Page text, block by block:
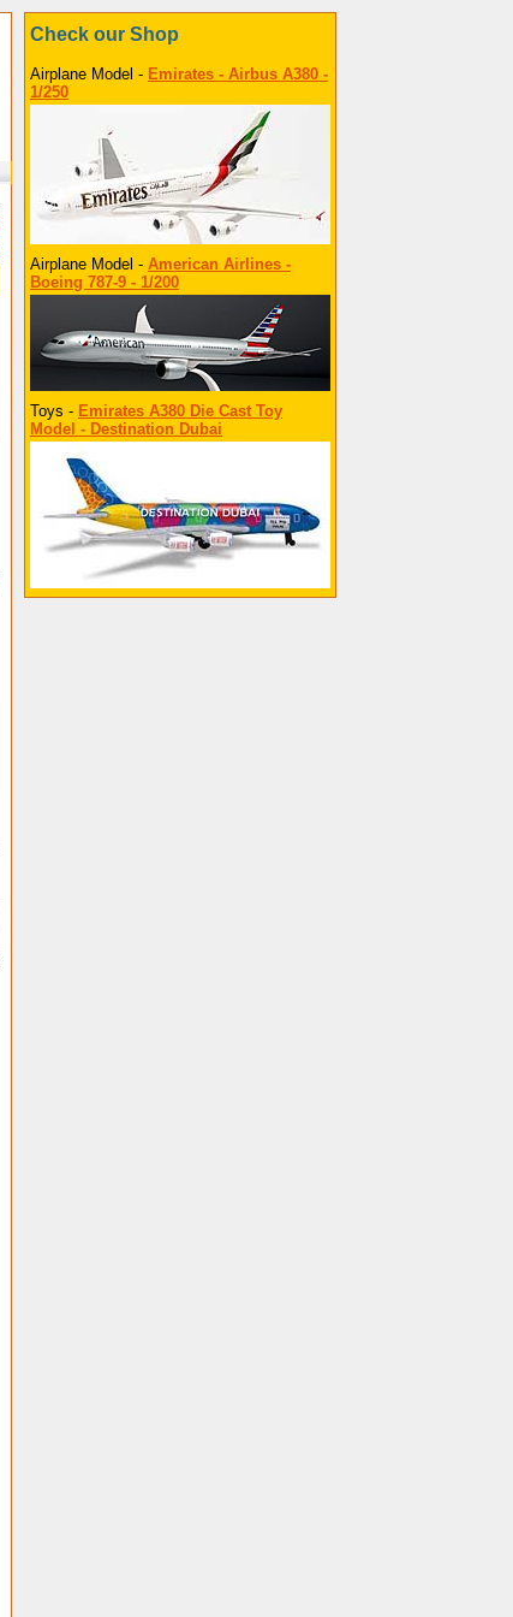
Check our Shop
Airplane Model - Emirates - Airbus A380 -
1/250
Airplane Model - American Airlines -
Boeing 787-9 - 1/200
Toys - Emirates A380 Die Cast Toy
Model - Destination Dubai